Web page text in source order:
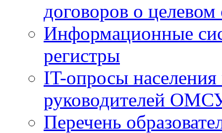
договоров о
Информационные
регистры
IT-опросы населения
руководителей
Перечень